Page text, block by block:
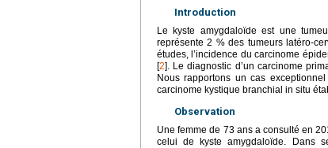
Introduction
Le kyste amygdaloïde est une
représente 2 % des tumeurs latéro-
études, l’incidence du carcinome
[2]. Le diagnostic d’un carcinome
Nous rapportons un cas
carcinome kystique branchial in situ
Observation
Une femme de 73 ans a consulté en
celui de kyste amygdaloïde. Dans